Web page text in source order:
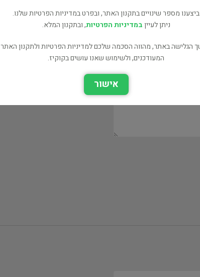
ביצענו מספר שינויים בתקנון האתר, ובפרט במדיניות הפרטיות שלנו.
ניתן לעייןבמדיניות הפרטיות, ובתקנון המלא.
הגלישה באתר, מהווה הסכמה שלכם למדיניות הפרטיות ולתקנון האתר
המעודכנים, ולשימוש שאנו עושים בקוקיז.
אישור